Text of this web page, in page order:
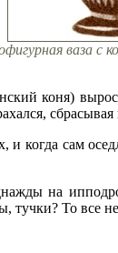
ваза с
коня)
сбрасывая
и когда сам
на
тучки? То все